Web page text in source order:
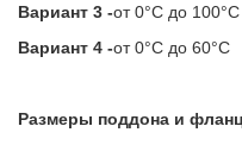
Вариант 3 -от 0°С до 100°С
Вариант 4 -от 0°С до 60°С
Размеры поддона и